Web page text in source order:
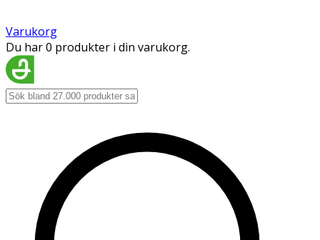
Varukorg
Du har 0 produkter i din varukorg.